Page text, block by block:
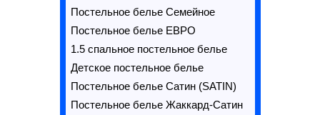
Постельное белье Семейное
Постельное белье ЕВРО
1.5 спальное постельное белье
Детское постельное белье
Постельное белье Сатин (SATIN)
Постельное белье Жаккард-Сатин